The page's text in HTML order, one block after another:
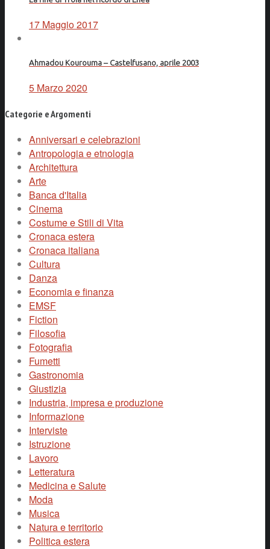
17 Maggio 2017
Ahmadou Kourouma – Castelfusano, aprile 2003
5 Marzo 2020
Categorie e Argomenti
Anniversari e celebrazioni
Antropologia e etnologia
Architettura
Arte
Banca d'Italia
Cinema
Costume e Stili di Vita
Cronaca estera
Cronaca italiana
Cultura
Danza
Economia e finanza
EMSF
Fiction
Filosofia
Fotografia
Fumetti
Gastronomia
Giustizia
Industria, impresa e produzione
Informazione
Interviste
Istruzione
Lavoro
Letteratura
Medicina e Salute
Moda
Musica
Natura e territorio
Politica estera